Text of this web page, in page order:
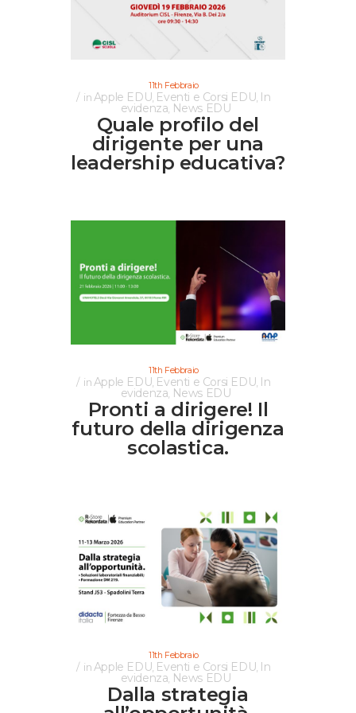
11th Febbraio
inApple EDU Eventi e Corsi EDU In
evidenza News EDU
Quale profilo del
dirigente per una
leadership educativa?
11th Febbraio
inApple EDU Eventi e Corsi EDU In
evidenza News EDU
Pronti a dirigere! Il
futuro della dirigenza
scolastica.
11th Febbraio
inApple EDU, Eventi e Corsi EDU, In
evidenza, News EDU
Dalla strategia